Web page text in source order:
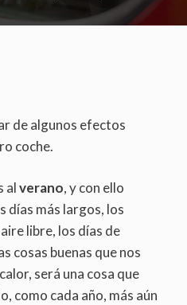
de algunos efectos
coche.
alverano, y con ello
días más largos, los
libre, los días de
cosas buenas que nos
será una cosa que
como cada año, más aún